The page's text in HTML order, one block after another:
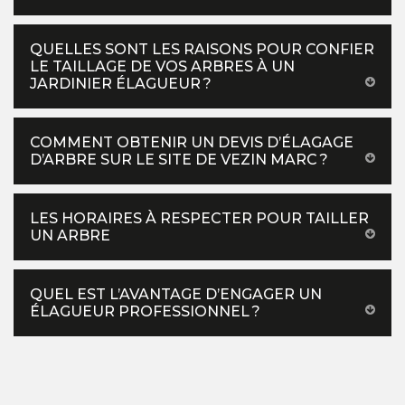
QUELLES SONT LES RAISONS POUR CONFIER
LE TAILLAGE DE VOS ARBRES À UN
JARDINIER ÉLAGUEUR ?
COMMENT OBTENIR UN DEVIS D’ÉLAGAGE
D’ARBRE SUR LE SITE DE VEZIN MARC ?
LES HORAIRES À RESPECTER POUR TAILLER
UN ARBRE
QUEL EST L’AVANTAGE D’ENGAGER UN
ÉLAGUEUR PROFESSIONNEL ?